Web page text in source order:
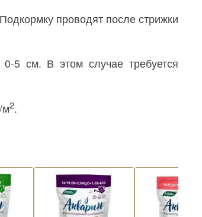
проводят после стрижки
5 см. В этом случае требуется
м2.